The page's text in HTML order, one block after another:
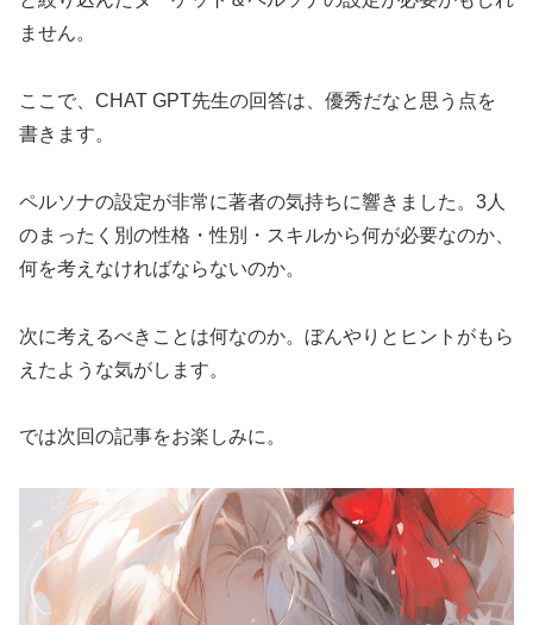
ません。
ここで、CHAT GPT先生の回答は、優秀だなと思う点を
書きます。
ペルソナの設定が非常に著者の気持ちに響きました。3人
のまったく別の性格・性別・スキルから何が必要なのか、
何を考えなければならないのか。
次に考えるべきことは何なのか。ぼんやりとヒントがもら
えたような気がします。
では次回の記事をお楽しみに。